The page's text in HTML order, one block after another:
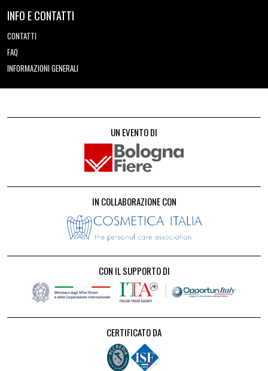
INFO E CONTATTI
CONTATTI
FAQ
INFORMAZIONI GENERALI
UN EVENTO DI
IN COLLABORAZIONE CON
CON IL SUPPORTO DI
CERTIFICATO DA